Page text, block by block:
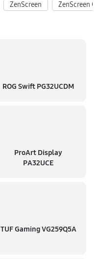
ZenScreen ZenScreen
ROG Swift PG32UCDM
ProArt Display
PA32UCE
TUF Gaming VG259Q5A